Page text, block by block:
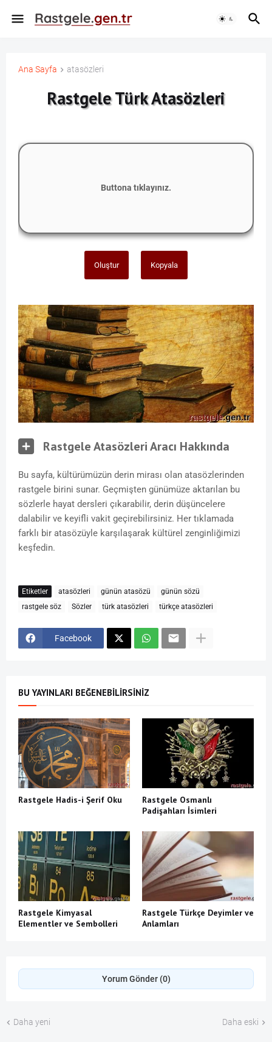
Ana Sayfa atasözleri
Rastgele Türk Atasözleri
Buttona tıklayınız.
Oluştur Kopyala
Rastgele Atasözleri Aracı Hakkında
Bu sayfa, kültürümüzün derin mirası olan atasözlerinden
rastgele birini sunar. Geçmişten günümüze aktarılan bu
sözlerle hayat dersleri çıkarabilir, derin düşüncelere
dalabilir ve keyifli vakit geçirebilirsiniz. Her tıklamada
farklı bir atasözüyle karşılaşarak kültürel zenginliğimizi
keşfedin.
Etiketler atasözleri günün atasözü
günün sözü
rastgele söz
Sözler türk atasözleri türkçe atasözleri
Facebook
BU YAYINLARI BEĞENEBILIRSINIZ
Rastgele Hadis-i Şerif Oku
Rastgele Osmanlı
Padişahları İsimleri
Rastgele Kimyasal
Elementler ve Sembolleri
Rastgele Türkçe Deyimler ve
Anlamları
Yorum Gönder (0)
Daha yeni Daha eski